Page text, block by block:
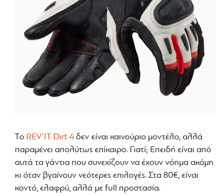
Το REV’IT Dirt 4 δεν είναι καινούριο μοντέλο, αλλά
παραμένει απολύτως επίκαιρο. Γιατί; Επειδή είναι από
αυτά τα γάντια που συνεχίζουν να έχουν νόημα ακόμη
κι όταν βγαίνουν νεότερες επιλογές. Στα 80€, είναι
κοντό, ελαφρύ, αλλά με full προστασία.